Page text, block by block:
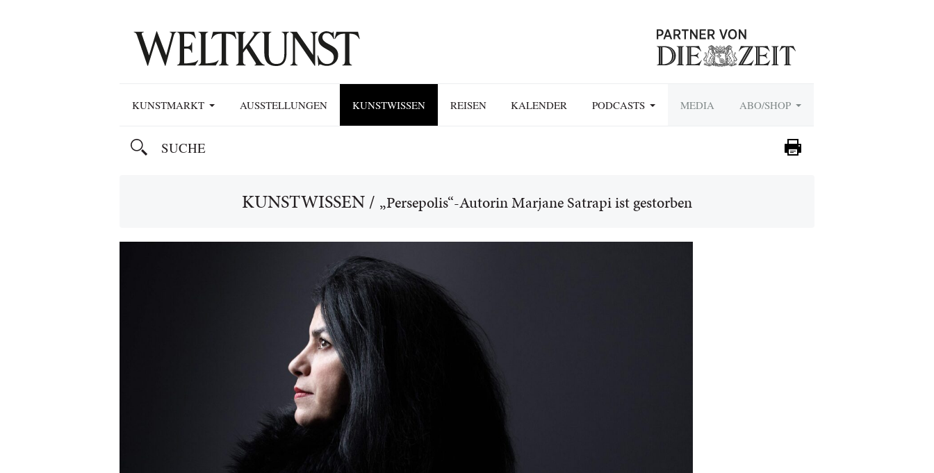
KUNSTMARKT AUSSTELLUNGEN KUNSTWISSEN REISEN KALENDER PODCASTS MEDIA ABO/SHOP
KUNSTWISSEN/ „Persepolis“-Autorin Marjane Satrapi ist gestorben